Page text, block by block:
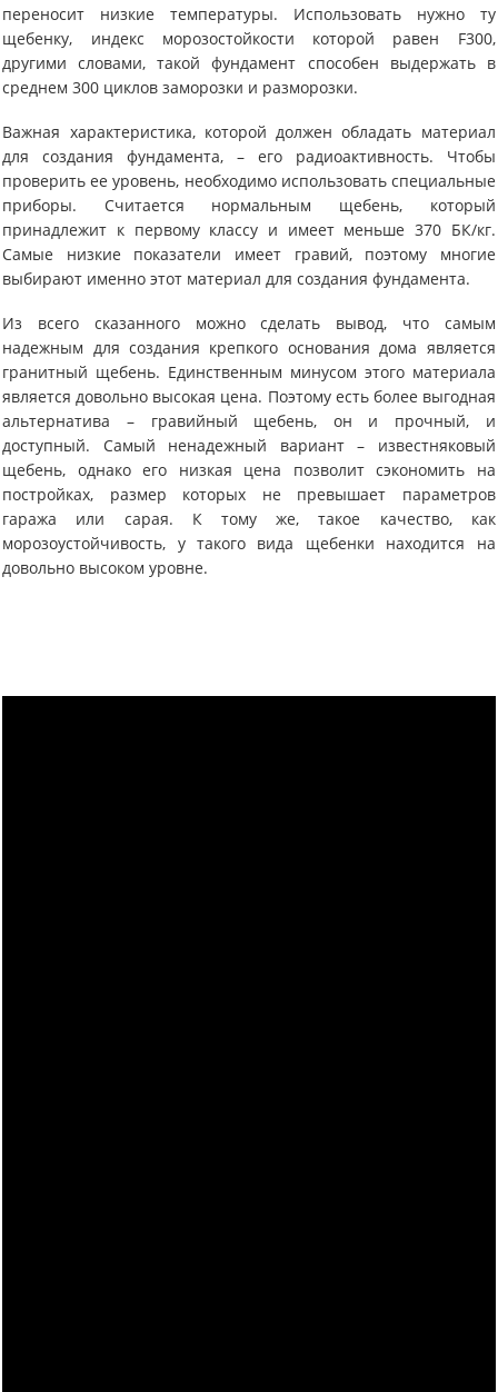
переносит низкие температуры. Использовать нужно ту
щебенку, индекс морозостойкости которой равен F300,
другими словами, такой фундамент способен выдержать в
среднем 300 циклов заморозки и разморозки.
Важная характеристика, которой должен обладать материал
для создания фундамента, – его радиоактивность. Чтобы
проверить ее уровень, необходимо использовать специальные
приборы. Считается нормальным щебень, который
принадлежит к первому классу и имеет меньше 370 БК/кг.
Самые низкие показатели имеет гравий, поэтому многие
выбирают именно этот материал для создания фундамента.
Из всего сказанного можно сделать вывод, что самым
надежным для создания крепкого основания дома является
гранитный щебень. Единственным минусом этого материала
является довольно высокая цена. Поэтому есть более выгодная
альтернатива – гравийный щебень, он и прочный, и
доступный. Самый ненадежный вариант – известняковый
щебень, однако его низкая цена позволит сэкономить на
постройках, размер которых не превышает параметров
гаража или сарая. К тому же, такое качество, как
морозоустойчивость, у такого вида щебенки находится на
довольно высоком уровне.